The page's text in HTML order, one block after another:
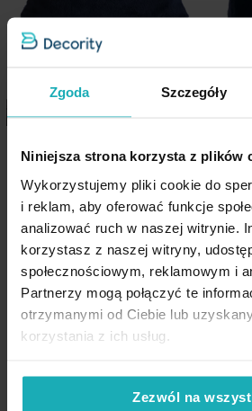
Zgoda Szczegóły
Niniejsza strona korzysta z plików
Wykorzystujemy pliki cookie do
i reklam, aby oferować funkcje
analizować ruch w naszej witrynie.
korzystasz z naszej witryny,
społecznościowym, reklamowym i
Partnerzy mogą połączyć te
otrzymanymi od Ciebie lub
korzystania z ich usług.
Zezwól na
Pobierz instrukcję użytkowania i
Idealny do salonu, sypialni i pokoju
Dane techniczne:
wysokość: 15 cm
szerokość: 45 cm
skład: 100% poliester
gramatura: 250 g/m 2
do listy życzeń
Poszewka na poduszkę 30x50
cm czarna z miękkiej futrzanej
tkaniny NINA Eurofirany
24,90 zł
Dodaj do koszyka Dodaj do
cm